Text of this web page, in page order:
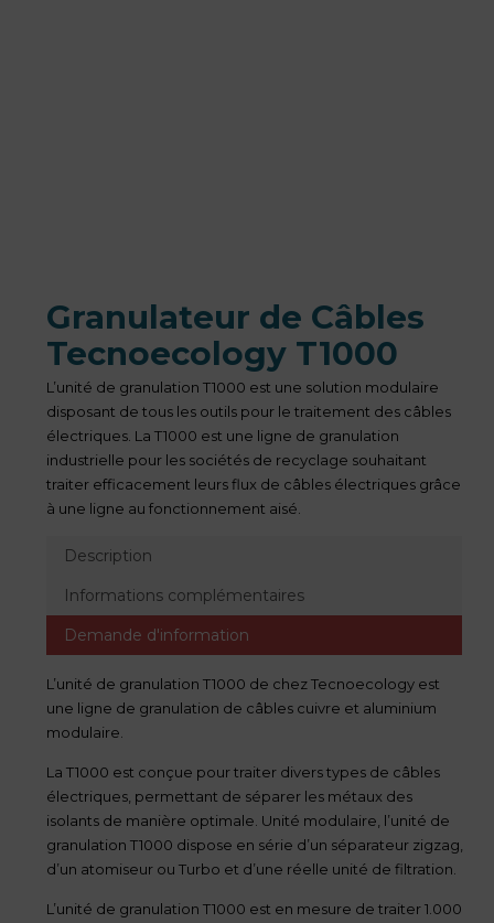
Granulateur de Câbles
Tecnoecology T1000
L’unité de granulation T1000 est une solution modulaire
disposant de tous les outils pour le traitement des câbles
électriques. La T1000 est une ligne de granulation
industrielle pour les sociétés de recyclage souhaitant
traiter efficacement leurs flux de câbles électriques grâce
à une ligne au fonctionnement aisé.
Description
Informations complémentaires
Demande d'information
L’unité de granulation T1000 de chez Tecnoecology est
une ligne de granulation de câbles cuivre et aluminium
modulaire.
La T1000 est conçue pour traiter divers types de câbles
électriques, permettant de séparer les métaux des
isolants de manière optimale. Unité modulaire, l’unité de
granulation T1000 dispose en série d’un séparateur zigzag,
d’un atomiseur ou Turbo et d’une réelle unité de filtration.
L’unité de granulation T1000 est en mesure de traiter 1.000